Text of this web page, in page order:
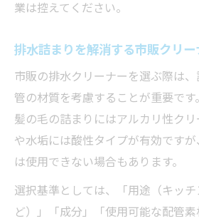
業は控えてください。
排水詰まりを解消する市販クリ
市販の排水クリーナーを選ぶ際は
管の材質を考慮することが重要で
髪の毛の詰まりにはアルカリ性ク
や水垢には酸性タイプが有効です
は使用できない場合もあります。
選択基準としては、「用途（キッ
ど）」「成分」「使用可能な配管